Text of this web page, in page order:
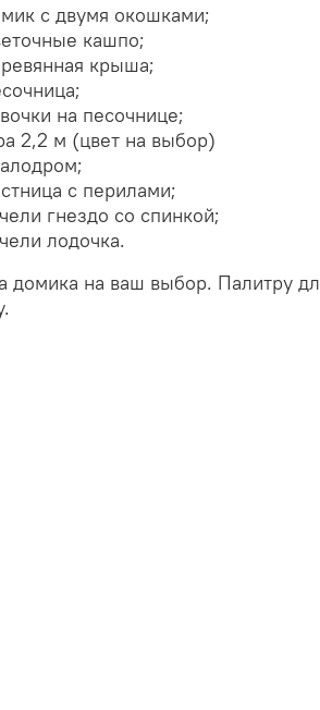
с двумя окошками;
кашпо;
крыша;
на песочнице;
2,2 м (цвет на выбор)
с перилами;
гнездо со спинкой;
лодочка.
домика на ваш выбор. Палитру